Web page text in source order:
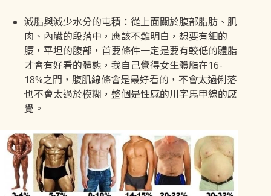
減脂與減少水分的屯積：從上面關於腹部脂肪、肌
肉、內臟的段落中，應該不難明白，想要有細的
腰，平坦的腹部，首要條件一定是要有較低的體脂
才會有好看的體態，我自己覺得女生體脂在16-
18%之間，腹肌線條會是最好看的，不會太過俐落
也不會太過於模糊，整個是性感的川字馬甲線的感
覺。